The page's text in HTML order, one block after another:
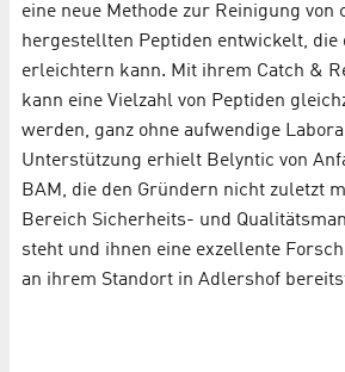
eine neue Methode zur Reinigung von
hergestellten Peptiden entwickelt, die
erleichtern kann. Mit ihrem Catch &
kann eine Vielzahl von Peptiden
werden, ganz ohne aufwendige
Unterstützung erhielt Belyntic von
BAM, die den Gründern nicht zuletzt
Bereich Sicherheits- und
steht und ihnen eine exzellente
an ihrem Standort in Adlershof